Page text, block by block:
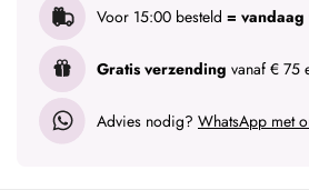
Voor 15:00 besteld =
Gratis verzending vanaf € 75
Advies nodig? WhatsApp met